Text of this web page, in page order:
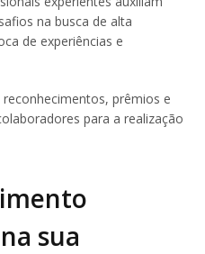
na busca de alta
de experiências e
prêmios e
para a realização
sua